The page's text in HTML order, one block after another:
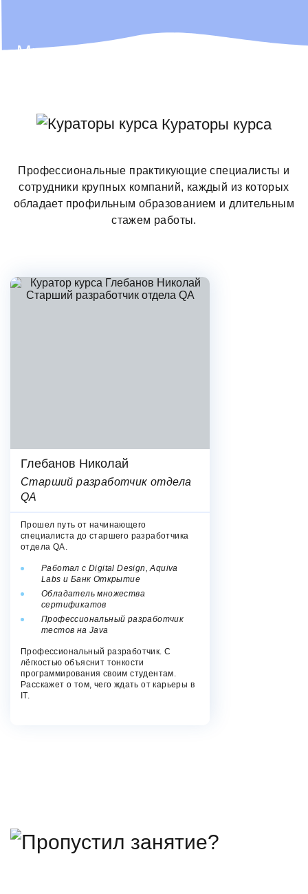
Мы не просто ІТ-школа, мы — ІТ-
мы иногда забираем себе в команду
🫶
Кураторы курса
Профессиональные практикующие специалисты и
сотрудники крупных компаний, каждый из которых
обладает профильным образованием и длительным
стажем работы.
Глебанов Николай
Старший разработчик отдела
QA
Прошел путь от начинающего
специалиста до старшего разработчика
отдела QA.
Работал c Digital Design, Aquiva
Labs и Банк Открытие
Обладатель множества
сертификатов
Профессиональный разработчик
тестов на Java
Профессиональный разработчик. С
лёгкостью объяснит тонкости
программирования своим студентам.
Расскажет о том, чего ждать от карьеры в
IT.